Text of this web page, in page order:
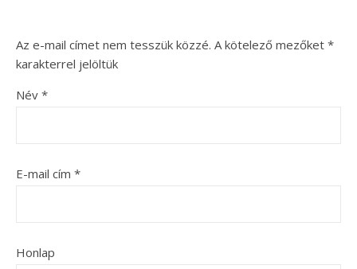
Az e-mail címet nem tesszük közzé. A kötelező mezőket *
karakterrel jelöltük
Név *
E-mail cím *
Honlap